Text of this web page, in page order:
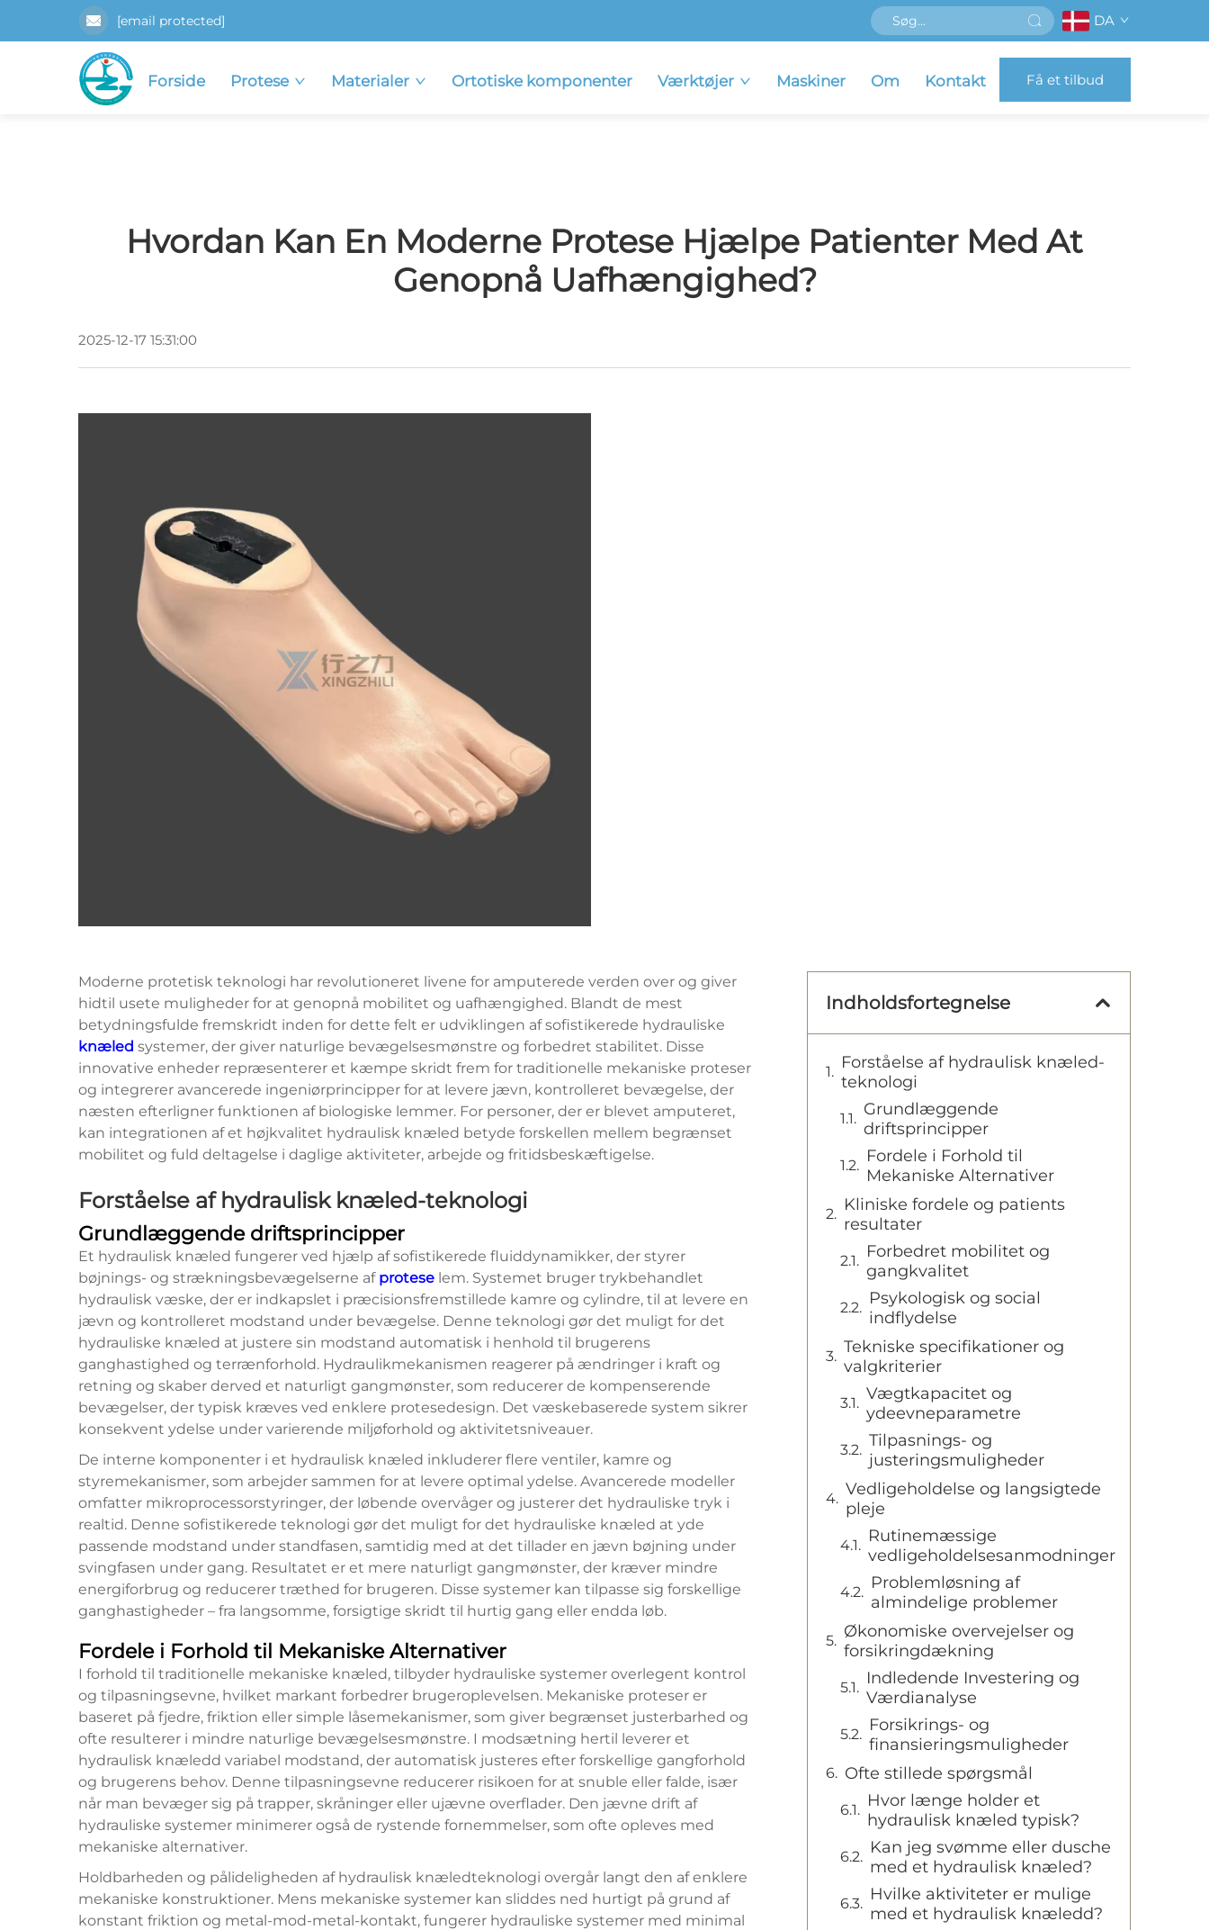
[email protected] DA
Forside Protese Materialer Ortotiske komponenter Værktøjer Maskiner Om Kontakt Få et tilbud
Hvordan Kan En Moderne Protese Hjælpe Patienter Med At
Genopnå Uafhængighed?
2025-12-17 15:31:00
Moderne protetisk teknologi har revolutioneret livene for amputerede verden over og giver
hidtil usete muligheder for at genopnå mobilitet og uafhængighed. Blandt de mest
betydningsfulde fremskridt inden for dette felt er udviklingen af sofistikerede hydrauliske
knæled systemer, der giver naturlige bevægelsesmønstre og forbedret stabilitet. Disse
innovative enheder repræsenterer et kæmpe skridt frem for traditionelle mekaniske proteser
og integrerer avancerede ingeniørprincipper for at levere jævn, kontrolleret bevægelse, der
næsten efterligner funktionen af biologiske lemmer. For personer, der er blevet amputeret,
kan integrationen af et højkvalitet hydraulisk knæled betyde forskellen mellem begrænset
mobilitet og fuld deltagelse i daglige aktiviteter, arbejde og fritidsbeskæftigelse.
Forståelse af hydraulisk knæled-teknologi
Grundlæggende driftsprincipper
Et hydraulisk knæled fungerer ved hjælp af sofistikerede fluiddynamikker, der styrer
bøjnings- og strækningsbevægelserne af protese lem. Systemet bruger trykbehandlet
hydraulisk væske, der er indkapslet i præcisionsfremstillede kamre og cylindre, til at levere en
jævn og kontrolleret modstand under bevægelse. Denne teknologi gør det muligt for det
hydrauliske knæled at justere sin modstand automatisk i henhold til brugerens
ganghastighed og terrænforhold. Hydraulikmekanismen reagerer på ændringer i kraft og
retning og skaber derved et naturligt gangmønster, som reducerer de kompenserende
bevægelser, der typisk kræves ved enklere protesedesign. Det væskebaserede system sikrer
konsekvent ydelse under varierende miljøforhold og aktivitetsniveauer.
De interne komponenter i et hydraulisk knæled inkluderer flere ventiler, kamre og
styremekanismer, som arbejder sammen for at levere optimal ydelse. Avancerede modeller
omfatter mikroprocessorstyringer, der løbende overvåger og justerer det hydrauliske tryk i
realtid. Denne sofistikerede teknologi gør det muligt for det hydrauliske knæled at yde
passende modstand under standfasen, samtidig med at det tillader en jævn bøjning under
svingfasen under gang. Resultatet er et mere naturligt gangmønster, der kræver mindre
energiforbrug og reducerer træthed for brugeren. Disse systemer kan tilpasse sig forskellige
ganghastigheder – fra langsomme, forsigtige skridt til hurtig gang eller endda løb.
Fordele i Forhold til Mekaniske Alternativer
I forhold til traditionelle mekaniske knæled, tilbyder hydrauliske systemer overlegent kontrol
og tilpasningsevne, hvilket markant forbedrer brugeroplevelsen. Mekaniske proteser er
baseret på fjedre, friktion eller simple låsemekanismer, som giver begrænset justerbarhed og
ofte resulterer i mindre naturlige bevægelsesmønstre. I modsætning hertil leverer et
hydraulisk knæledd variabel modstand, der automatisk justeres efter forskellige gangforhold
og brugerens behov. Denne tilpasningsevne reducerer risikoen for at snuble eller falde, især
når man bevæger sig på trapper, skråninger eller ujævne overflader. Den jævne drift af
hydrauliske systemer minimerer også de rystende fornemmelser, som ofte opleves med
mekaniske alternativer.
Holdbarheden og pålideligheden af hydraulisk knæledteknologi overgår langt den af enklere
mekaniske konstruktioner. Mens mekaniske systemer kan sliddes ned hurtigt på grund af
konstant friktion og metal-mod-metal-kontakt, fungerer hydrauliske systemer med minimal
Indholdsfortegnelse
Forståelse af hydraulisk knæled-
teknologi
Grundlæggende
driftsprincipper
Fordele i Forhold til
Mekaniske Alternativer
Kliniske fordele og patients
resultater
Forbedret mobilitet og
gangkvalitet
Psykologisk og social
indflydelse
Tekniske specifikationer og
valgkriterier
Vægtkapacitet og
ydeevneparametre
Tilpasnings- og
justeringsmuligheder
Vedligeholdelse og langsigtede
pleje
Rutinemæssige
vedligeholdelsesanmodninger
Problemløsning af
almindelige problemer
Økonomiske overvejelser og
forsikringdækning
Indledende Investering og
Værdianalyse
Forsikrings- og
finansieringsmuligheder
Ofte stillede spørgsmål
Hvor længe holder et
hydraulisk knæled typisk?
Kan jeg svømme eller dusche
med et hydraulisk knæled?
Hvilke aktiviteter er mulige
med et hydraulisk knæledd?